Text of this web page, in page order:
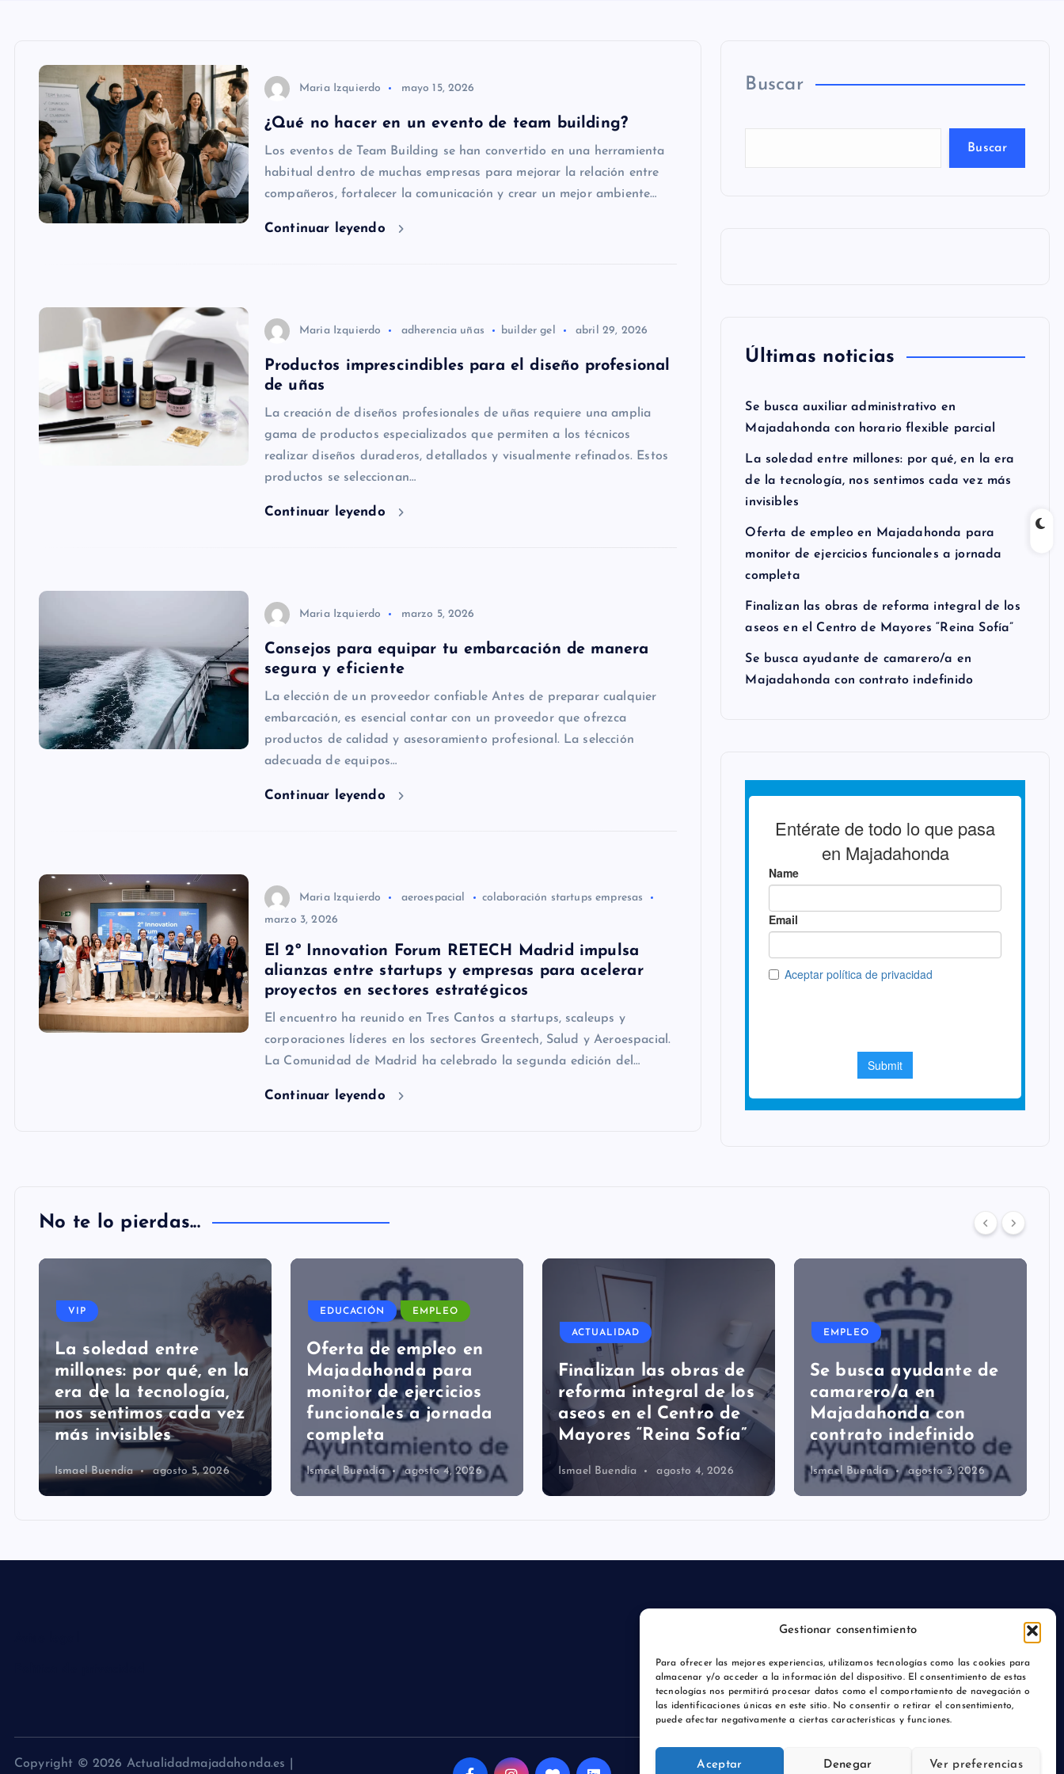
Gestionar consentimiento
Para ofrecer las mejores experiencias, utilizamos tecnologías como las cookies para
almacenar y/o acceder a la información del dispositivo. El consentimiento de estas
tecnologías nos permitirá procesar datos como el comportamiento de navegación o
las identificaciones únicas en este sitio. No consentir o retirar el consentimiento,
puede afectar negativamente a ciertas características y funciones.
Aceptar Denegar Ver preferencias
Maria Izquierdo mayo 15, 2026
¿Qué no hacer en un evento de team building?
Los eventos de Team Building se han convertido en una herramienta
habitual dentro de muchas empresas para mejorar la relación entre
compañeros, fortalecer la comunicación y crear un mejor ambiente…
Continuar leyendo
Maria Izquierdo adherencia uñas builder gel abril 29, 2026
Productos imprescindibles para el diseño profesional
de uñas
La creación de diseños profesionales de uñas requiere una amplia
gama de productos especializados que permiten a los técnicos
realizar diseños duraderos, detallados y visualmente refinados. Estos
productos se seleccionan…
Continuar leyendo
Maria Izquierdo marzo 5, 2026
Consejos para equipar tu embarcación de manera
segura y eficiente
La elección de un proveedor confiable Antes de preparar cualquier
embarcación, es esencial contar con un proveedor que ofrezca
productos de calidad y asesoramiento profesional. La selección
adecuada de equipos…
Continuar leyendo
Maria Izquierdo aeroespacial
colaboración startups empresas
marzo 3, 2026
El 2º Innovation Forum RETECH Madrid impulsa
alianzas entre startups y empresas para acelerar
proyectos en sectores estratégicos
El encuentro ha reunido en Tres Cantos a startups, scaleups y
corporaciones líderes en los sectores Greentech, Salud y Aeroespacial.
La Comunidad de Madrid ha celebrado la segunda edición del…
Continuar leyendo
Buscar
Buscar
Últimas noticias
Se busca auxiliar administrativo en
Majadahonda con horario flexible parcial
La soledad entre millones: por qué, en la era
de la tecnología, nos sentimos cada vez más
invisibles
Oferta de empleo en Majadahonda para
monitor de ejercicios funcionales a jornada
completa
Finalizan las obras de reforma integral de los
aseos en el Centro de Mayores “Reina Sofía”
Se busca ayudante de camarero/a en
Majadahonda con contrato indefinido
No te lo pierdas...
VIP
La soledad entre
millones: por qué, en la
era de la tecnología,
nos sentimos cada vez
más invisibles
Ismael Buendía agosto 5, 2026
EDUCACIÓN EMPLEO
Oferta de empleo en
Majadahonda para
monitor de ejercicios
funcionales a jornada
completa
Ismael Buendía agosto 4, 2026
ACTUALIDAD
Finalizan las obras de
reforma integral de los
aseos en el Centro de
Mayores “Reina Sofía”
Ismael Buendía agosto 4, 2026
EMPLEO
Se busca ayudante de
camarero/a en
Majadahonda con
contrato indefinido
Ismael Buendía agosto 3, 2026
Copyright © 2026 Actualidadmajadahonda.es |